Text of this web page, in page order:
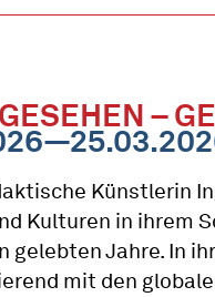
–
Künstlerin
Kulturen in ihrem
gelebten Jahre. In
mit den